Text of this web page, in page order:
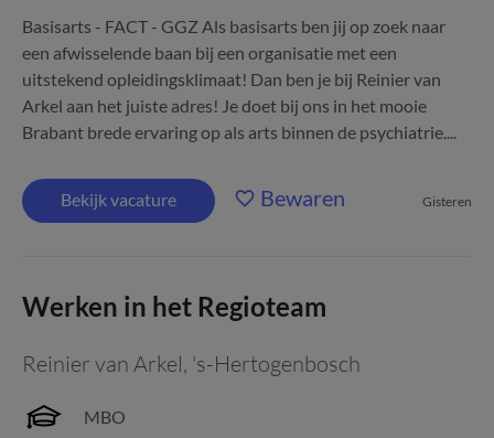
Basisarts - FACT - GGZ Als basisarts ben jij op zoek naar
een afwisselende baan bij een organisatie met een
uitstekend opleidingsklimaat! Dan ben je bij Reinier van
Arkel aan het juiste adres! Je doet bij ons in het mooie
Brabant brede ervaring op als arts binnen de psychiatrie....
Bekijk vacature Bewaren Gisteren
Werken in het Regioteam
Reinier van Arkel, 's-Hertogenbosch
MBO